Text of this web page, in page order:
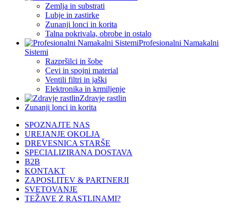
Zemlja in substrati
Lubje in zastirke
Zunanji lonci in korita
Talna pokrivala, obrobe in ostalo
Profesionalni Namakalni
Sistemi
Razpršilci in šobe
Cevi in spojni material
Ventili filtri in jaški
Elektronika in krmiljenje
Zdravje rastlin
Zunanji lonci in korita
SPOZNAJTE NAS
UREJANJE OKOLJA
DREVESNICA STARŠE
SPECIALIZIRANA DOSTAVA
B2B
KONTAKT
ZAPOSLITEV & PARTNERJI
SVETOVANJE
TEŽAVE Z RASTLINAMI?